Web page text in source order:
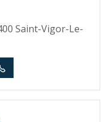
Saint-Vigor-Le-